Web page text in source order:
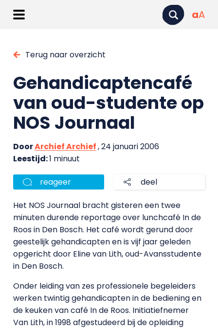
aA
Terug naar overzicht
Gehandicaptencafé
van oud-studente op
NOS Journaal
DoorArchief Archief, 24 januari 2006
Leestijd:1 minuut
reageer deel
Het NOS Journaal bracht gisteren een twee
minuten durende reportage over lunchcafé In de
Roos in Den Bosch. Het café wordt gerund door
geestelijk gehandicapten en is vijf jaar geleden
opgericht door Eline van Lith, oud-Avansstudente
in Den Bosch.
Onder leiding van zes professionele begeleiders
werken twintig gehandicapten in de bediening en
de keuken van café In de Roos. Initiatiefnemer
Van Lith, in 1998 afgestudeerd bij de opleiding